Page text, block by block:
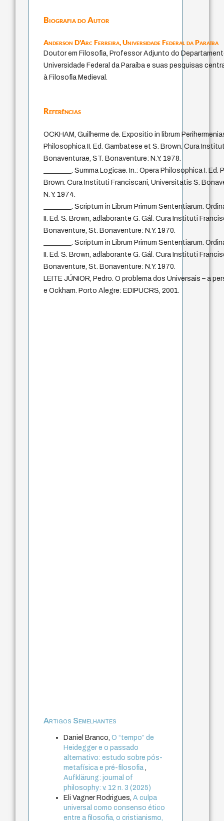
Biografia do Autor
Anderson D'Arc Ferreira,Universidade Federal da Paraíba
Doutor em Filosofia, Professor Adjunto do
Universidade Federal da Paraíba e suas pesquisas
à Filosofia Medieval.
Referências
OCKHAM, Guilherme de. Expositio in librum
Philosophica II. Ed. Gambatese et S. Brown. Cura
Bonaventurae, ST. Bonaventure: N.Y. 1978.
________. Summa Logicae. In.: Opera Philosophica I. Ed.
Brown. Cura Instituti Franciscani, Universitatis S.
N. Y. 1974.
________. Scriptum in Librum Primum Sententiarum.
II. Ed. S. Brown, adlaborante G. Gál. Cura Instituti
Bonaventure, St. Bonaventure: N.Y. 1970.
________. Scriptum in Librum Primum Sententiarum.
II. Ed. S. Brown, adlaborante G. Gál. Cura Instituti
Bonaventure, St. Bonaventure: N.Y. 1970.
LEITE JÚNIOR, Pedro. O problema dos Universais – a
e Ockham. Porto Alegre: EDIPUCRS, 2001.
Artigos Semelhantes
Daniel Branco,O “tempo” de
Heidegger e o passado
alternativo: estudo sobre pós-
metafísica e pré-filosofia,
Aufklärung: journal of
philosophy: v. 12 n. 3 (2025)
Eli Vagner Rodrigues,A culpa
universal como consenso ético
entre a filosofia, o cristianismo,